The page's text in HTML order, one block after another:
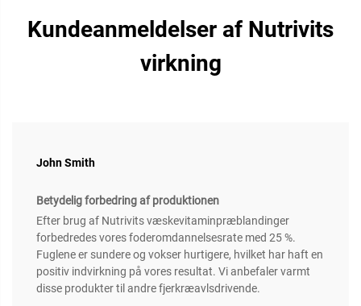
Kundeanmeldelser af Nutrivits
virkning
John Smith
Betydelig forbedring af produktionen
Efter brug af Nutrivits væskevitaminpræblandinger
forbedredes vores foderomdannelsesrate med 25 %.
Fuglene er sundere og vokser hurtigere, hvilket har haft en
positiv indvirkning på vores resultat. Vi anbefaler varmt
disse produkter til andre fjerkræavlsdrivende.